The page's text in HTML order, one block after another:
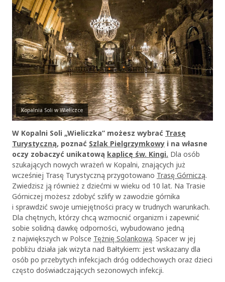
Kopalnia Soli w Wieliczce
W Kopalni Soli „Wieliczka” możesz wybrać Trasę
Turystyczną, poznać Szlak Pielgrzymkowyi na własne
oczy zobaczyć unikatową kaplicę św. Kingi. Dla osób
szukających nowych wrażeń w Kopalni, znających już
wcześniej Trasę Turystyczną przygotowano Trasę Górniczą.
Zwiedzisz ją również z dziećmi w wieku od 10 lat. Na Trasie
Górniczej możesz zdobyć szlify w zawodzie górnika
i sprawdzić swoje umiejętności pracy w trudnych warunkach.
Dla chętnych, którzy chcą wzmocnić organizm i zapewnić
sobie solidną dawkę odporności, wybudowano jedną
z największych w Polsce Tężnię Solankową. Spacer w jej
pobliżu działa jak wizyta nad Bałtykiem: jest wskazany dla
osób po przebytych infekcjach dróg oddechowych oraz dzieci
często doświadczających sezonowych infekcji.